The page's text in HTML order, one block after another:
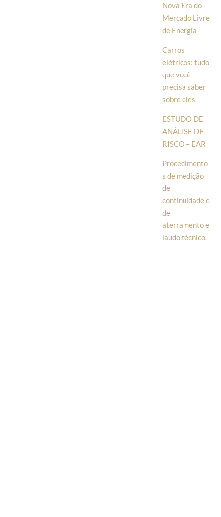
Nova Era do
Mercado Livre
de Energia
Carros
elétricos: tudo
que você
precisa saber
sobre eles
ESTUDO DE
ANÁLISE DE
RISCO – EAR
Procedimento
s de medição
de
continuidade e
de
aterramento e
laudo técnico.